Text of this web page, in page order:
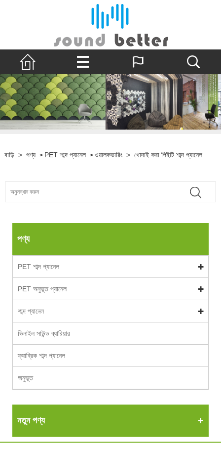
বাড়ি > পণ্য > PET শাব্দ প্যানেল > ওয়ালকভারিং > খোদাই করা পিইটি শাব্দ প্যানেল
পণ্য
PET শাব্দ প্যানেল
PET অনুভূত প্যানেল
শাব্দ প্যানেল
ভিনাইল সাউন্ড ব্যারিয়ার
ফ্যাব্রিক শাব্দ প্যানেল
অনুভূত
নতুন পণ্য